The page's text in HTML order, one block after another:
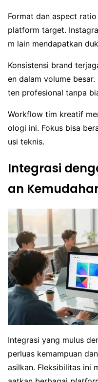
Format dan aspect
platform target.
m lain mendapatkan
Konsistensi brand
en dalam volume
ten profesional tanpa
Workflow tim kreatif
ologi ini. Fokus bisa
usi teknis.
Integrasi
an
Integrasi yang mulus
perluas kemampuan
asilkan. Fleksibilitas ini